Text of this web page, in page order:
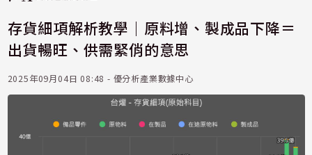
存貨細項解析教學｜原料增、製成品下降＝
出貨暢旺、供需緊俏的意思
2025年09月04日 08:48 - 優分析產業數據中心